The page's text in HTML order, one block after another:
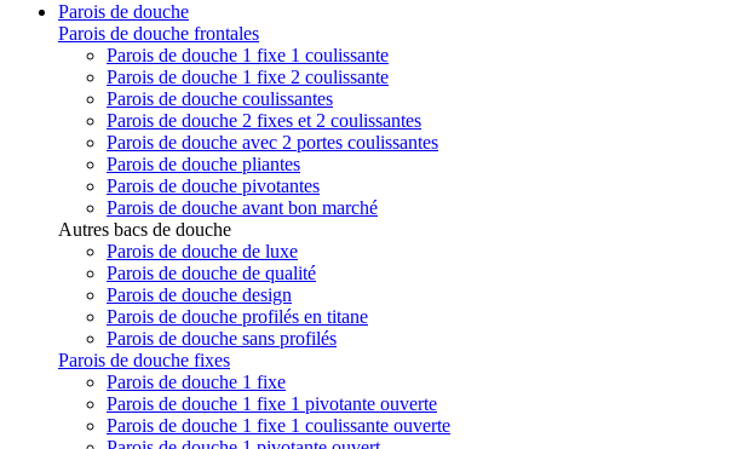
Parois de douche
Parois de douche frontales
Parois de douche 1 fixe 1 coulissante
Parois de douche 1 fixe 2 coulissante
Parois de douche coulissantes
Parois de douche 2 fixes et 2 coulissantes
Parois de douche avec 2 portes coulissantes
Parois de douche pliantes
Parois de douche pivotantes
Parois de douche avant bon marché
Autres bacs de douche
Parois de douche de luxe
Parois de douche de qualité
Parois de douche design
Parois de douche profilés en titane
Parois de douche sans profilés
Parois de douche fixes
Parois de douche 1 fixe
Parois de douche 1 fixe 1 pivotante ouverte
Parois de douche 1 fixe 1 coulissante ouverte